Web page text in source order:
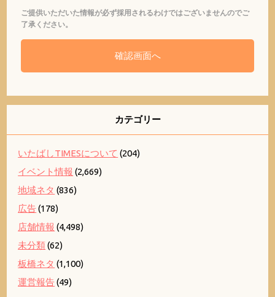
ご提供いただいた情報が必ず採用されるわけではございませんのでご
了承ください。
カテゴリー
いたばしTIMESについて (204)
イベント情報 (2,669)
地域ネタ (836)
広告(178)
店舗情報 (4,498)
未分類(62)
板橋ネタ (1,100)
運営報告(49)